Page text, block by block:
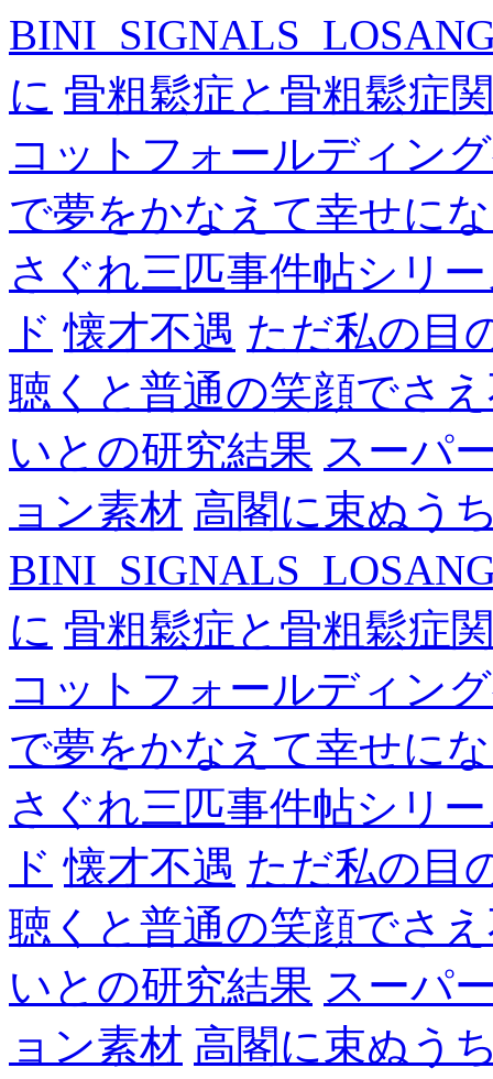
に 骨粗鬆症と骨粗鬆症
コットフォールディン
で夢をかなえて幸せに
さぐれ三匹事件帖シリ
ド 懐才不遇 ただ私の目
聴くと普通の笑顔でさ
いとの研究結果 スーパ
ョン素材 高閣に束ぬう
に 骨粗鬆症と骨粗鬆症
コットフォールディン
で夢をかなえて幸せに
さぐれ三匹事件帖シリ
ド 懐才不遇 ただ私の目
聴くと普通の笑顔でさ
いとの研究結果 スーパ
ョン素材 高閣に束ぬう